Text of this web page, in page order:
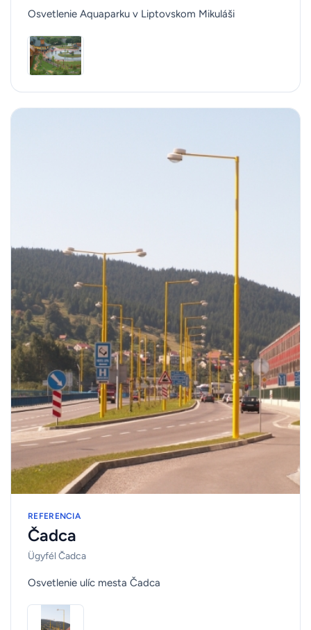
Osvetlenie Aquaparku v Liptovskom Mikuláši
REFERENCIA
Čadca
Ügyfél Čadca
Osvetlenie ulíc mesta Čadca